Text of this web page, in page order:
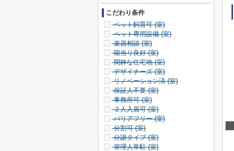
こだわり条件
ペット飼育可 (室)
ペット専用設備 (室)
楽器相談 (室)
陽当り良好 (室)
閑静な住宅地 (室)
デザイナーズ (室)
リノベーション済 (室)
保証人不要 (室)
事務所可 (室)
２人入居可 (室)
バリアフリー (室)
分割可 (室)
分譲タイプ (室)
管理人常駐 (室)